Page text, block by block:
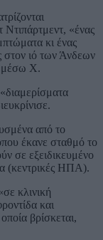
Ντιπάρτμεντ, «ένας
κι ένας
στον ιό των Άνδεων
μέσω X.
από το
έκανε σταθμό το
σε εξειδικευμένο
(κεντρικές ΗΠΑ).
κλινική
και
βρίσκεται,